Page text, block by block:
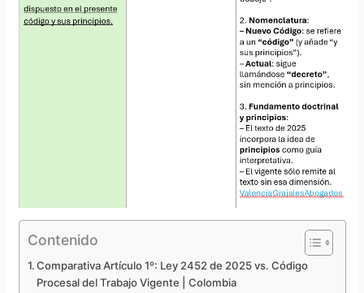
Contenido
Comparativa Artículo 1º: Ley 2452 de 2025 vs. Código
Procesal del Trabajo Vigente | Colombia